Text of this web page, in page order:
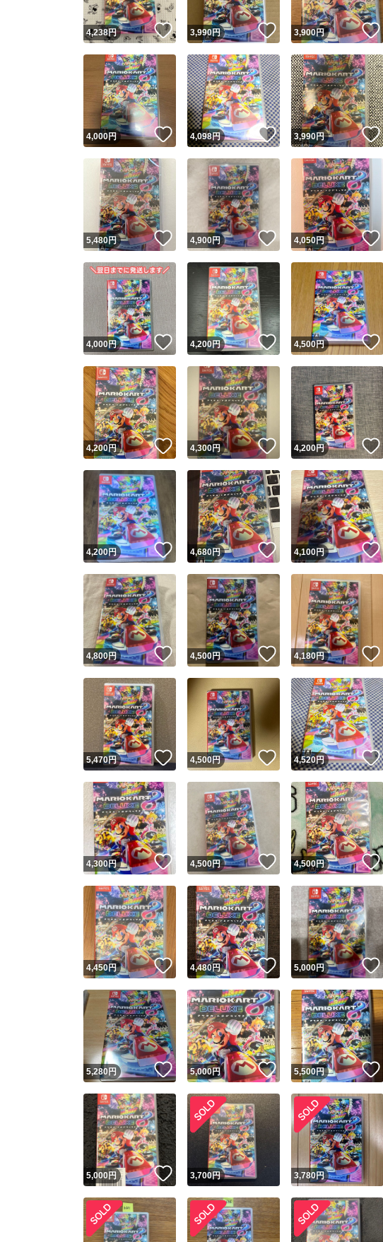
Yahoo!フリマが定めた
安心取引出品者
安心取引出品者
取引実績
取引実績◯+
他フリマ実績◯+
スピード&安心発送
※このバッジは実績に基づ
スピード＆安心発送
スピード発送
安心発送
商品画像の無断
コピーは1商品
4,238円 いいね！
3,990円 いいね！
3,900円
4,000円 いいね！
4,098円 いいね！
3,990円
5,480円 いいね！
4,900円 いいね！
4,050円
4,000円 いいね！
4,200円 いいね！
4,500円
4,200円 いいね！
4,300円 いいね！
4,200円
4,200円 いいね！
4,680円 いいね！
4,100円
4,800円 いいね！
4,500円 いいね！
4,180円
5,470円 いいね！
4,500円 いいね！
4,520円
4,300円 いいね！
4,500円 いいね！
4,500円
4,450円 いいね！
4,480円 いいね！
5,000円
5,280 円 いいね！
5,000円 いいね！
5,500円
5,000円 いいね！
3,700円 3,780円